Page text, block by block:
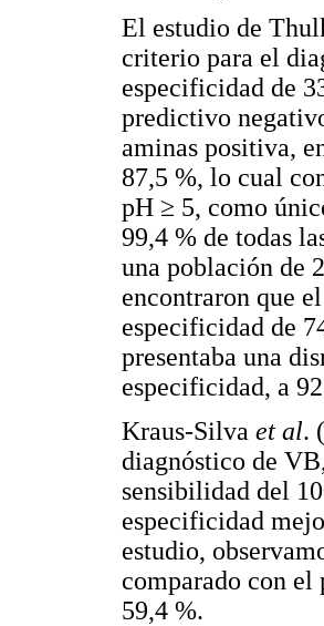
El estudio de
criterio para el
especificidad de
predictivo
aminas positiva,
87,5 %, lo cual
pH ≥ 5, como
99,4 % de todas
una población de
encontraron que
especificidad de
presentaba una
especificidad, a
Kraus-Silva et al.
diagnóstico de
sensibilidad del
especificidad
estudio,
comparado con el
59,4 %.